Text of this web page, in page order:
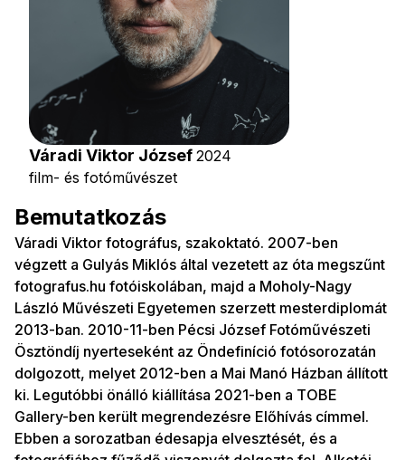
Váradi Viktor József 2024
film- és fotóművészet
Bemutatkozás
Váradi Viktor fotográfus, szakoktató. 2007-ben
végzett a Gulyás Miklós által vezetett az óta megszűnt
fotografus.hu fotóiskolában, majd a Moholy-Nagy
László Művészeti Egyetemen szerzett mesterdiplomát
2013-ban. 2010-11-ben Pécsi József Fotóművészeti
Ösztöndíj nyerteseként az Öndefiníció fotósorozatán
dolgozott, melyet 2012-ben a Mai Manó Házban állított
ki. Legutóbbi önálló kiállítása 2021-ben a TOBE
Gallery-ben került megrendezésre Előhívás címmel.
Ebben a sorozatban édesapja elvesztését, és a